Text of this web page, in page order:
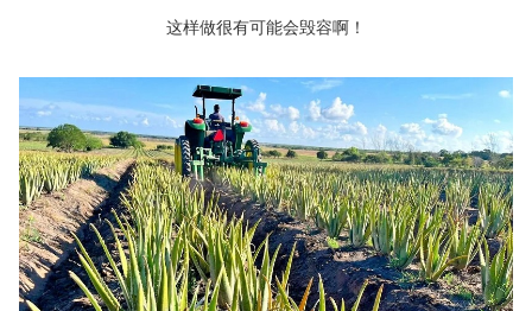
这样做很有可能会毁容啊！